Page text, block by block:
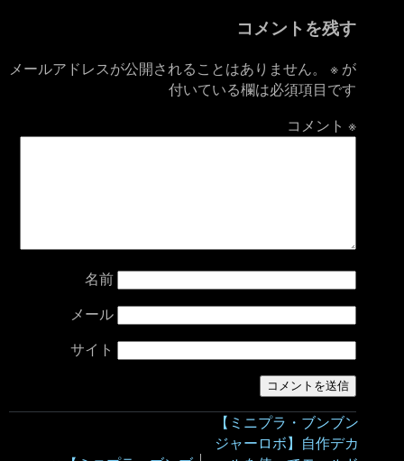
コメントを残す
メールアドレスが公開されることはありません。 ※ が
付いている欄は必須項目です
コメント※
名前
メール
サイト
【ミニプラ・ブンブン
ジャーロボ】自作デカ